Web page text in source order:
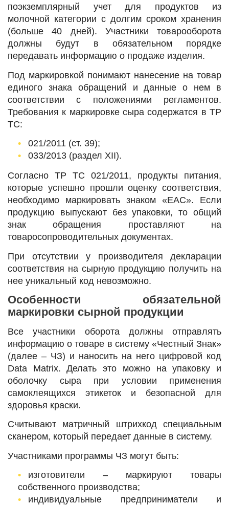
поэкземплярный учет для продуктов из
молочной категории с долгим сроком хранения
(больше 40 дней). Участники товарооборота
должны будут в обязательном порядке
передавать информацию о продаже изделия.
Под маркировкой понимают нанесение на товар
единого знака обращений и данные о нем в
соответствии с положениями регламентов.
Требования к маркировке сыра содержатся в ТР
ТС:
021/2011 (ст. 39);
033/2013 (раздел XII).
Согласно ТР ТС 021/2011, продукты питания,
которые успешно прошли оценку соответствия,
необходимо маркировать знаком «ЕАС». Если
продукцию выпускают без упаковки, то общий
знак обращения проставляют на
товаросопроводительных документах.
При отсутствии у производителя декларации
соответствия на сырную продукцию получить на
нее уникальный код невозможно.
Особенности обязательной
маркировки сырной продукции
Все участники оборота должны отправлять
информацию о товаре в систему «Честный Знак»
(далее – ЧЗ) и наносить на него цифровой код
Data Matrix. Делать это можно на упаковку и
оболочку сыра при условии применения
самоклеящихся этикеток и безопасной для
здоровья краски.
Считывают матричный штрихкод специальным
сканером, который передает данные в систему.
Участниками программы ЧЗ могут быть:
изготовители ‒ маркируют товары
собственного производства;
индивидуальные предприниматели и